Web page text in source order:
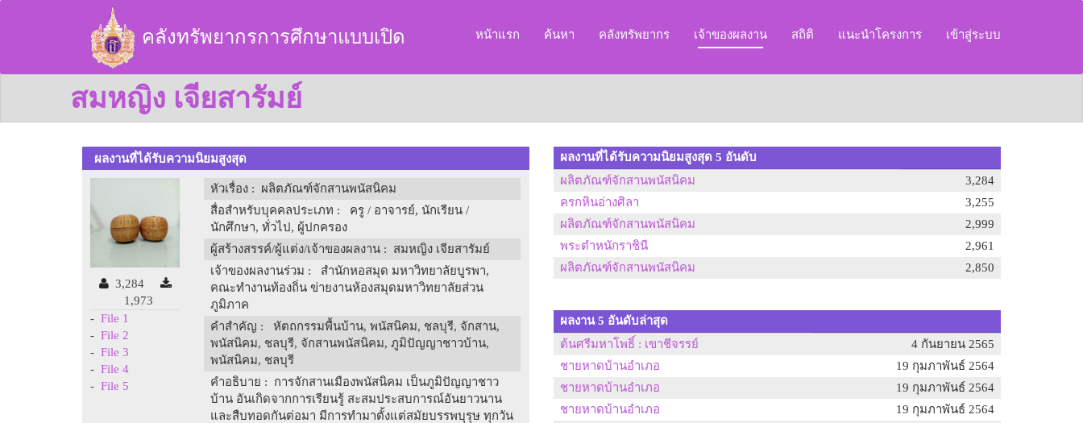
คลังทรัพยากรการศึกษาแบบเปิด หน้าแรก ค้นหา คลังทรัพยากร เจ้าของผลงาน สถิติ แนะนำโครงการ เข้าสู่ระบบ
สมหญิง เจียสารัมย์
ผลงานที่ได้รับความนิยมสูงสุด
3,284
1,973
- File 1
- File 2
- File 3
- File 4
- File 5
หัวเรื่อง : ผลิตภัณฑ์จักสานพนัสนิคม
สื่อสำหรับบุคคลประเภท : ครู / อาจารย์, นักเรียน /
นักศึกษา, ทั่วไป, ผู้ปกครอง
ผู้สร้างสรรค์/ผู้แต่ง/เจ้าของผลงาน : สมหญิง เจียสารัมย์
เจ้าของผลงานร่วม : สำนักหอสมุด มหาวิทยาลัยบูรพา,
คณะทำงานท้องถิ่น ข่ายงานห้องสมุดมหาวิทยาลัยส่วน
ภูมิภาค
คำสำคัญ : หัตถกรรมพื้นบ้าน, พนัสนิคม, ชลบุรี, จักสาน,
พนัสนิคม, ชลบุรี, จักสานพนัสนิคม, ภูมิปัญญาชาวบ้าน,
พนัสนิคม, ชลบุรี
คำอธิบาย : การจักสานเมืองพนัสนิคม เป็นภูมิปัญญาชาว
บ้าน อันเกิดจากการเรียนรู้ สะสมประสบการณ์อันยาวนาน
และสืบทอดกันต่อมา มีการทำมาตั้งแต่สมัยบรรพบุรุษ ทุกวัน
ผลงานที่ได้รับความนิยมสูงสุด 5 อันดับ
ผลิตภัณฑ์จักสานพนัสนิคม
3,284
ครกหินอ่างศิลา
3,255
ผลิตภัณฑ์จักสานพนัสนิคม
2,999
พระตำหนักราชินี
2,961
ผลิตภัณฑ์จักสานพนัสนิคม
2,850
ผลงาน 5 อันดับล่าสุด
ต้นศรีมหาโพธิ์ : เขาชีจรรย์
4 กันยายน 2565
ชายหาดบ้านอำเภอ
19 กุมภาพันธ์ 2564
ชายหาดบ้านอำเภอ
19 กุมภาพันธ์ 2564
ชายหาดบ้านอำเภอ
19 กุมภาพันธ์ 2564